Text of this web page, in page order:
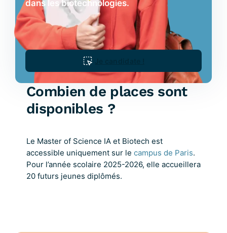
dans les biotechnologies.
Combien de places sont
disponibles ?
Le Master of Science IA et Biotech est
accessible uniquement sur le campus de Paris.
Pour l’année scolaire 2025-2026, elle accueillera
20 futurs jeunes diplômés.